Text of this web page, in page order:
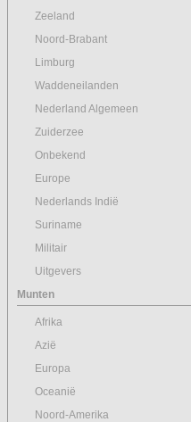
Zeeland
Noord-Brabant
Limburg
Waddeneilanden
Nederland Algemeen
Zuiderzee
Onbekend
Europe
Nederlands Indië
Suriname
Militair
Uitgevers
Munten
Afrika
Azië
Europa
Oceanië
Noord-Amerika